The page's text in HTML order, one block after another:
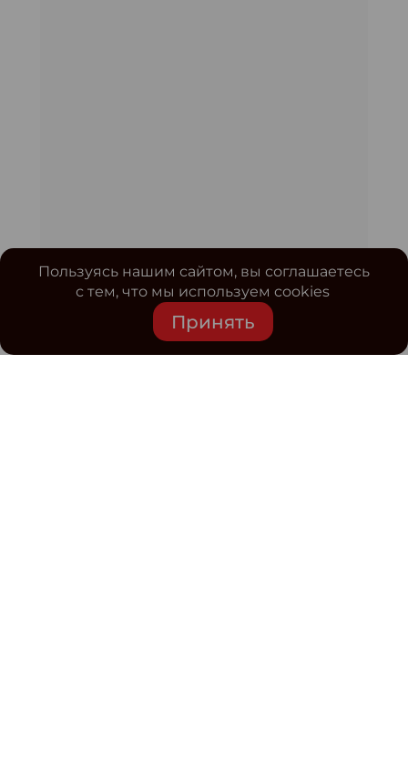
Пользуясь нашим сайтом, вы соглашаетесь
с тем, что мы используем cookies
Принять